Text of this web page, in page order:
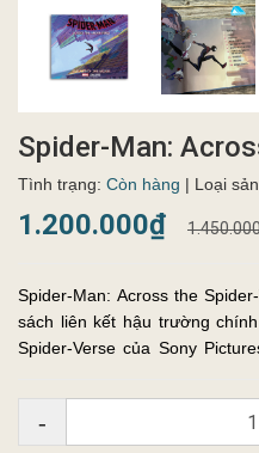
Spider-Man:
Tình trạng: Còn hàng | Loại
1.200.000₫
Spider-Man: Across the
sách liên kết hậu trường
Spider-Verse của Sony
-